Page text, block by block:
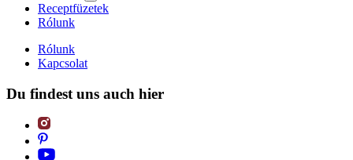
Receptfüzetek
Rólunk
Rólunk
Kapcsolat
Du findest uns auch hier